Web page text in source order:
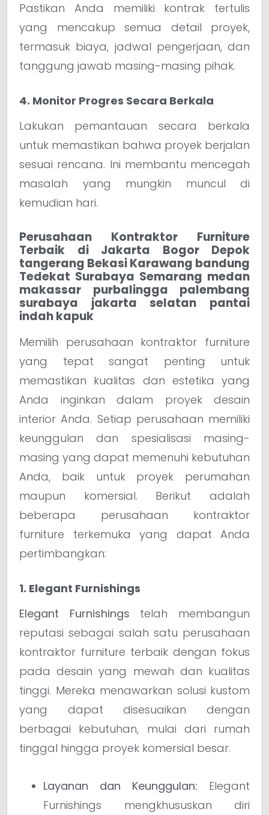
Pastikan Anda memiliki kontrak tertulis
yang mencakup semua detail proyek,
termasuk biaya, jadwal pengerjaan, dan
tanggung jawab masing-masing pihak.
4. Monitor Progres Secara Berkala
Lakukan pemantauan secara berkala
untuk memastikan bahwa proyek berjalan
sesuai rencana. Ini membantu mencegah
masalah yang mungkin muncul di
kemudian hari.
Perusahaan Kontraktor Furniture
Terbaik di Jakarta Bogor Depok
tangerang Bekasi Karawang bandung
Tedekat Surabaya Semarang medan
makassar purbalingga palembang
surabaya jakarta selatan pantai
indah kapuk
Memilih perusahaan kontraktor furniture
yang tepat sangat penting untuk
memastikan kualitas dan estetika yang
Anda inginkan dalam proyek desain
interior Anda. Setiap perusahaan memiliki
keunggulan dan spesialisasi masing-
masing yang dapat memenuhi kebutuhan
Anda, baik untuk proyek perumahan
maupun komersial. Berikut adalah
beberapa perusahaan kontraktor
furniture terkemuka yang dapat Anda
pertimbangkan:
1. Elegant Furnishings
Elegant Furnishings telah membangun
reputasi sebagai salah satu perusahaan
kontraktor furniture terbaik dengan fokus
pada desain yang mewah dan kualitas
tinggi. Mereka menawarkan solusi kustom
yang dapat disesuaikan dengan
berbagai kebutuhan, mulai dari rumah
tinggal hingga proyek komersial besar.
Layanan dan Keunggulan: Elegant
Furnishings mengkhususkan diri